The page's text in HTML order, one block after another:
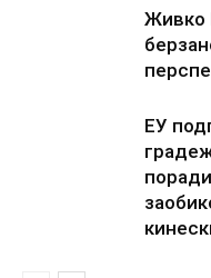
Живко
ЕУ